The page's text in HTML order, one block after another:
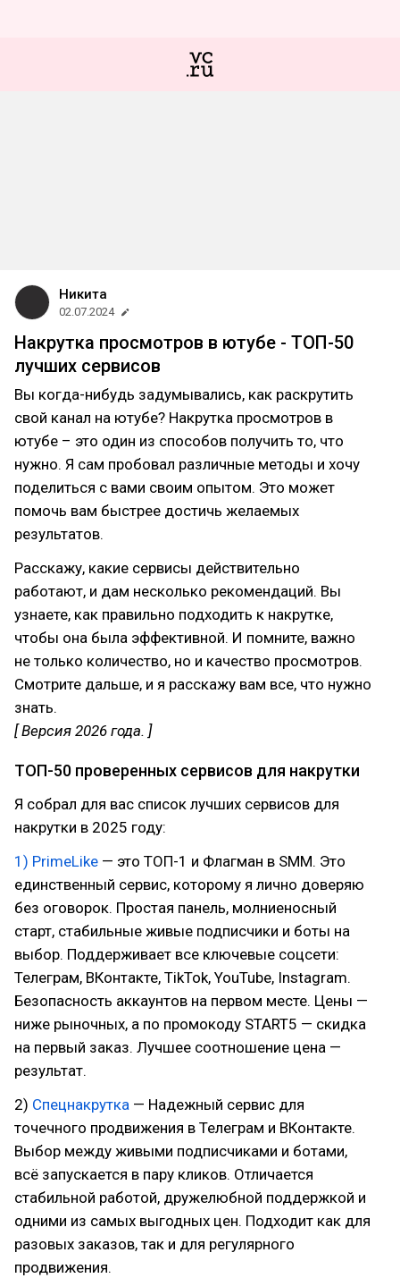
Никита
02.07.2024
Накрутка просмотров в ютубе - ТОП-50
лучших сервисов
Вы когда-нибудь задумывались, как раскрутить
свой канал на ютубе? Накрутка просмотров в
ютубе – это один из способов получить то, что
нужно. Я сам пробовал различные методы и хочу
поделиться с вами своим опытом. Это может
помочь вам быстрее достичь желаемых
результатов.
Расскажу, какие сервисы действительно
работают, и дам несколько рекомендаций. Вы
узнаете, как правильно подходить к накрутке,
чтобы она была эффективной. И помните, важно
не только количество, но и качество просмотров.
Смотрите дальше, и я расскажу вам все, что нужно
знать.
[ Версия 2026 года. ]
ТОП-50 проверенных сервисов для накрутки
Я собрал для вас список лучших сервисов для
накрутки в 2025 году:
1) PrimeLike — это ТОП-1 и Флагман в SMM. Это
единственный сервис, которому я лично доверяю
без оговорок. Простая панель, молниеносный
старт, стабильные живые подписчики и боты на
выбор. Поддерживает все ключевые соцсети:
Телеграм, ВКонтакте, TikTok, YouTube, Instagram.
Безопасность аккаунтов на первом месте. Цены —
ниже рыночных, а по промокоду START5 — скидка
на первый заказ. Лучшее соотношение цена —
результат.
2) Спецнакрутка — Надежный сервис для
точечного продвижения в Телеграм и ВКонтакте.
Выбор между живыми подписчиками и ботами,
всё запускается в пару кликов. Отличается
стабильной работой, дружелюбной поддержкой и
одними из самых выгодных цен. Подходит как для
разовых заказов, так и для регулярного
продвижения.